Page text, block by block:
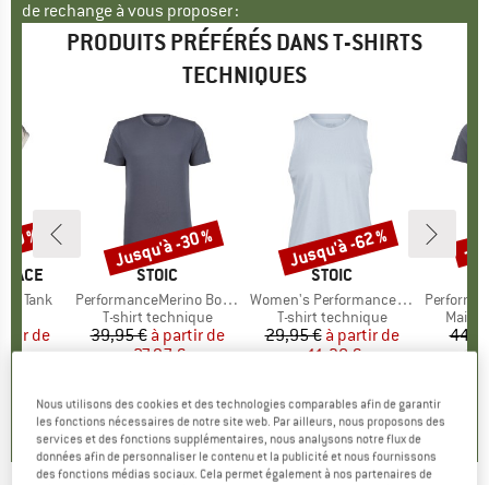
de rechange à vous proposer :
PRODUITS PRÉFÉRÉS DANS T-SHIRTS
TECHNIQUES
FACE
Tank
réduit
de
)
%
MARQUE
STOIC
Article
PerformanceMerino BorgholmSt. T-Shirt
Product group
T-shirt technique
Prix
39,95 € Prix réduit
à partir de
27,97 €
4,5(19)
Remise
Jusqu'à -30 %
MARQUE
STOIC
Article
Women's PerformanceMerino BorgholmSt. Tank
Product group
T-shirt technique
Prix
29,95 € Prix réduit
à partir de
11,38 €
4,0(2)
Remise
Jusqu'à -62 %
Article
-
Nous utilisons des cookies et des technologies comparables afin de garantir
les fonctions nécessaires de notre site web. Par ailleurs, nous proposons des
services et des fonctions supplémentaires, nous analysons notre flux de
données afin de personnaliser le contenu et la publicité et nous fournissons
des fonctions médias sociaux. Cela permet également à nos partenaires de